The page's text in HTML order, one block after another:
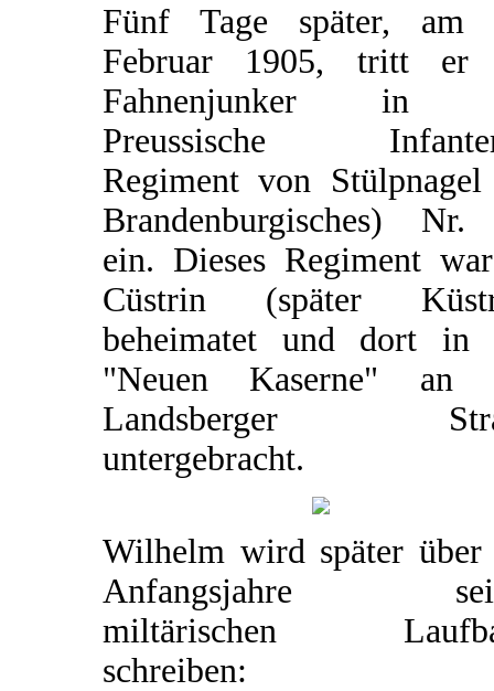
Fünf Tage später, am
Februar 1905, tritt er
Fahnenjunker in
Preussische
Regiment von
Brandenburgisches)
ein. Dieses Regiment
Cüstrin (später
beheimatet und dort in
"Neuen Kaserne" an
Landsberger
untergebracht.
Wilhelm wird später über
Anfangsjahre
miltärischen
schreiben: